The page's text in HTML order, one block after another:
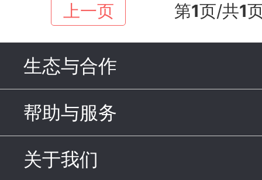
上一页 第1页/共1
生态与合作
帮助与服务
关于我们